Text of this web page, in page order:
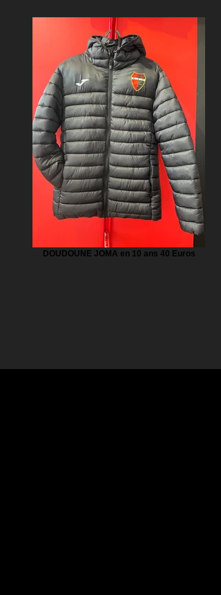
DOUDOUNE JOMA en 10 ans 40 Euros